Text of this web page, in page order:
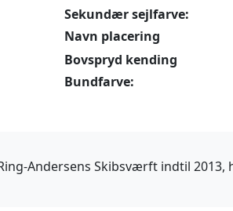
Sekundær sejlfarve:
Navn placering
Bovspryd kending
Bundfarve:
Andersens Skibsværft indtil 2013,